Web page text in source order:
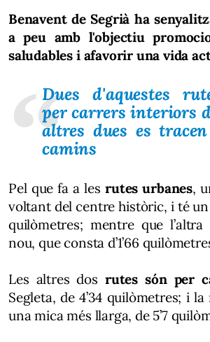
Benavent de Segrià ha
a peu amb l'objectiu
saludables i afavorir una vida
Dues d'aquestes
per carrers interiors
altres dues es
camins
Pel que fa a lesrutes urbanes,
voltant del centre històric, i té
quilòmetres; mentre que
nou, que consta d’1’66
Les altres dos rutes són per
Segleta, de 4’34 quilòmetres; i
una mica més llarga, de 5’7